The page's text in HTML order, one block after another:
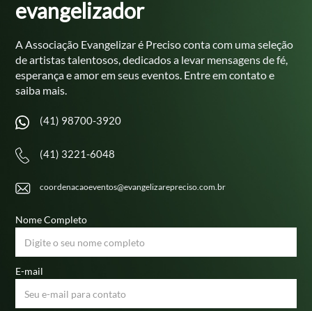
evangelizador
A Associação Evangelizar é Preciso conta com uma seleção
deartistas talentosos, dedicados a levar mensagens de fé,
esperança eamor em seus eventos. Entre em contato e
saiba mais.
(41) 98700-3920
(41) 3221-6048
coordenacaoeventos@evangelizarepreciso.com.br
Nome Completo
E-mail